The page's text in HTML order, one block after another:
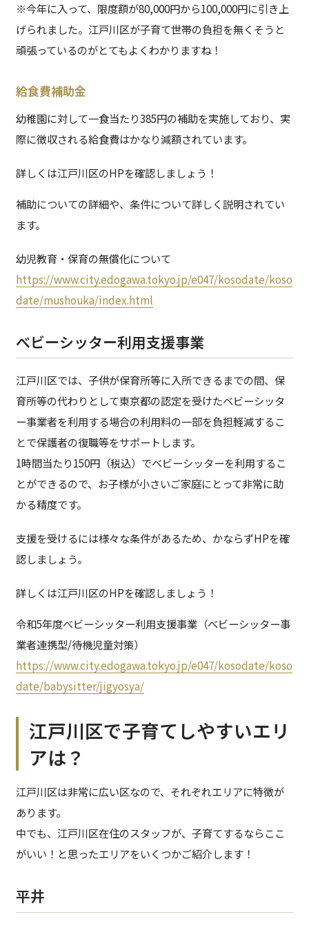
※今年に入って、限度額が80,000円から100,000円に引き上
げられました。江戸川区が子育て世帯の負担を無くそうと
頑張っているのがとてもよくわかりますね！
給食費補助金
幼稚園に対して一食当たり385円の補助を実施しており、実
際に徴収される給食費はかなり減額されています。
詳しくは江戸川区のHPを確認しましょう！
補助についての詳細や、条件について詳しく説明されてい
ます。
幼児教育・保育の無償化について
https://www.city.edogawa.tokyo.jp/e047/kosodate/koso
date/mushouka/index.html
べビーシッター利用支援事業
江戸川区では、子供が保育所等に入所できるまでの間、保
育所等の代わりとして東京都の認定を受けたベビーシッタ
ー事業者を利用する場合の利用料の一部を負担軽減するこ
とで保護者の復職等をサポートします。
1時間当たり150円（税込）でベビーシッターを利用するこ
とができるので、お子様が小さいご家庭にとって非常に助
かる精度です。
支援を受けるには様々な条件があるため、かならずHPを確
認しましょう。
詳しくは江戸川区のHPを確認しましょう！
令和5年度べビーシッター利用支援事業（ベビーシッター事
業者連携型/待機児童対策）
https://www.city.edogawa.tokyo.jp/e047/kosodate/koso
date/babysitter/jigyosya/
江戸川区で子育てしやすいエリ
アは？
江戸川区は非常に広い区なので、それぞれエリアに特徴が
あります。
中でも、江戸川区在住のスタッフが、子育てするならここ
がいい！と思ったエリアをいくつかご紹介します！
平井